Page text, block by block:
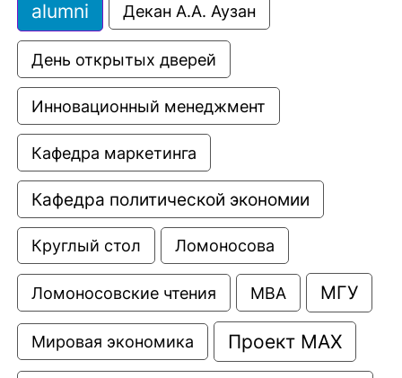
alumni Декан А.А. Аузан
День открытых дверей
Инновационный менеджмент
Кафедра маркетинга
Кафедра политической экономии
Круглый стол Ломоносова
Ломоносовские чтения МВА МГУ
Мировая экономика Проект МАХ